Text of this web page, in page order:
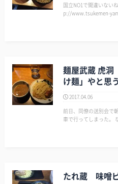
国立NO1で間違いないね！駅か
p://www.tsukemen-
麺屋武蔵 虎洞
け麺」やと思う
2017.04.06
前日、同僚の送別会で
車で行ってしまった。
たれ蔵 味噌